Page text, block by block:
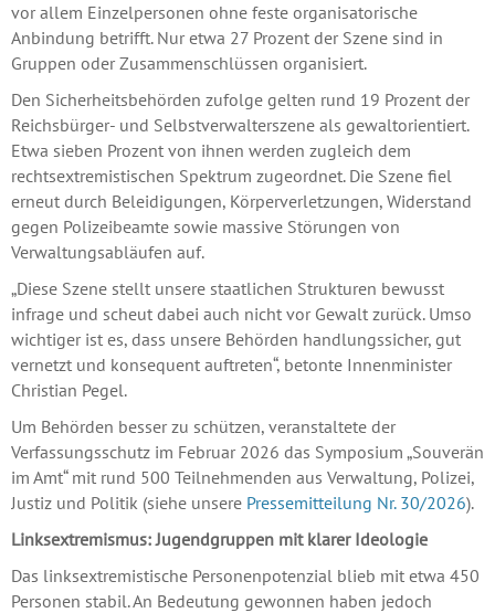
vor allem Einzelpersonen ohne feste organisatorische
Anbindung betrifft. Nur etwa 27 Prozent der Szene sind in
Gruppen oder Zusammenschlüssen organisiert.
Den Sicherheitsbehörden zufolge gelten rund 19 Prozent der
Reichsbürger- und Selbstverwalterszene als gewaltorientiert.
Etwa sieben Prozent von ihnen werden zugleich dem
rechtsextremistischen Spektrum zugeordnet. Die Szene fiel
erneut durch Beleidigungen, Körperverletzungen, Widerstand
gegen Polizeibeamte sowie massive Störungen von
Verwaltungsabläufen auf.
„Diese Szene stellt unsere staatlichen Strukturen bewusst
infrage und scheut dabei auch nicht vor Gewalt zurück. Umso
wichtiger ist es, dass unsere Behörden handlungssicher, gut
vernetzt und konsequent auftreten“, betonte Innenminister
Christian Pegel.
Um Behörden besser zu schützen, veranstaltete der
Verfassungsschutz im Februar 2026 das Symposium „Souverän
im Amt“ mit rund 500 Teilnehmenden aus Verwaltung, Polizei,
Justiz und Politik (siehe unsere Pressemitteilung Nr. 30/2026).
Linksextremismus: Jugendgruppen mit klarer Ideologie
Das linksextremistische Personenpotenzial blieb mit etwa 450
Personen stabil. An Bedeutung gewonnen haben jedoch